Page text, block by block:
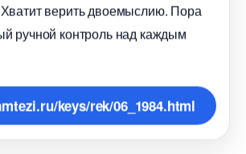
Хватит верить двоемыслию. Пора
ручной контроль над каждым
keys/rek/06_1984.html